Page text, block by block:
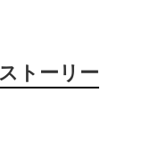
トーリー